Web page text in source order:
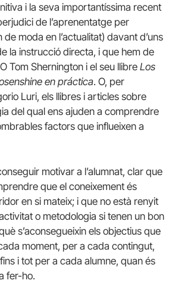
i la seva importantíssima recent
de l’aprenentatge per
moda en l’actualitat) davant d’uns
la instrucció directa, i que hem de
Tom Shernington i el seu llibre Los
en práctica. O, per
Luri, els llibres i articles sobre
del qual ens ajuden a comprendre
factors que influeixen a
motivar a l’alumnat, clar que
que el coneixement és
en si mateix; i que no està renyit
o metodologia si tenen un bon
s’aconsegueixin els objectius que
moment, per a cada contingut,
i tot per a cada alumne, quan és
fer-ho.